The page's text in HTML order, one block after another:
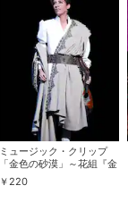
ミュージック・クリップ
「金色の砂漠」～花組『金
色の砂漠』より～
￥220